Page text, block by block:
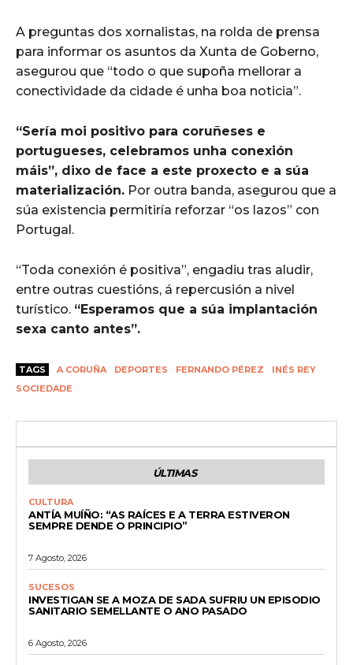
A preguntas dos xornalistas, na rolda de prensa
para informar os asuntos da Xunta de Goberno,
asegurou que “todo o que supoña mellorar a
conectividade da cidade é unha boa noticia”.
“Sería moi positivo para coruñeses e
portugueses, celebramos unha conexión
máis”, dixo de face a este proxecto e a súa
materialización. Por outra banda, asegurou que a
súa existencia permitiría reforzar “os lazos” con
Portugal.
“Toda conexión é positiva”, engadiu tras aludir,
entre outras cuestións, á repercusión a nivel
turístico. “Esperamos que a súa implantación
sexa canto antes”.
TAGS A CORUÑA DEPORTES FERNANDO PÉREZ
INÉS REY
SOCIEDADE
ÚLTIMAS
CULTURA
ANTÍA MUÍÑO: “AS RAÍCES E A TERRA ESTIVERON
SEMPRE DENDE O PRINCIPIO”
7 Agosto, 2026
SUCESOS
INVESTIGAN SE A MOZA DE SADA SUFRIU UN EPISODIO
SANITARIO SEMELLANTE O ANO PASADO
6 Agosto, 2026